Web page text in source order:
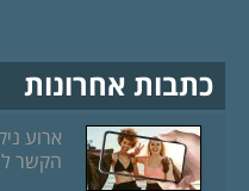
כתבות אחרונות
הקשר ל NFT ?